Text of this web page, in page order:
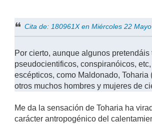
Cita de: 180961X en Miércoles 22
Por cierto, aunque algunos
pseudocientificos, conspiranóicos,
escépticos, como Maldonado,
otros muchos hombres y mujeres de
Me da la sensación de Toharia ha
carácter antropogénico del